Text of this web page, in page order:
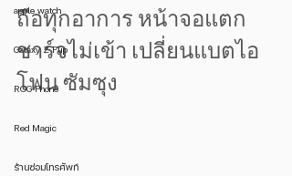
apple watch
Galaxy Z Flip
ROG Phone
Red Magic
ร้านซ่อมโทรศัพท์
ถือทุกอาการ หน้าจอแตก
ชาร์จไม่เข้า เปลี่ยนแบตไอ
โฟน ซัมซุง